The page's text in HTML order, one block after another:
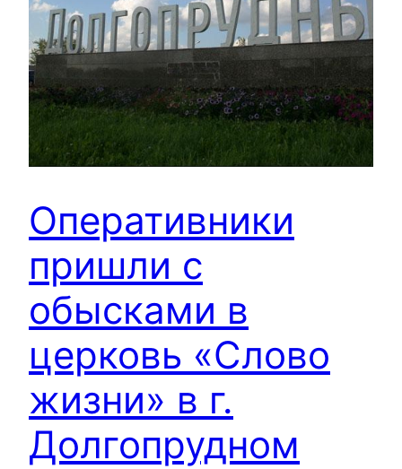
Оперативники
пришли с
обысками в
церковь «Слово
жизни» в г.
Долгопрудном